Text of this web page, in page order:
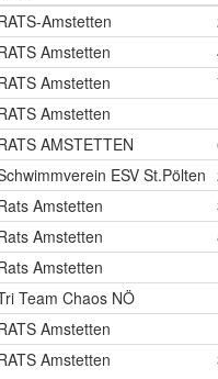
Amstetten
Amstetten
Amstetten
Amstetten
AMSTETTEN
ESV St.Pölten
Amstetten
Amstetten
Amstetten
Team Chaos NÖ
Amstetten
Amstetten